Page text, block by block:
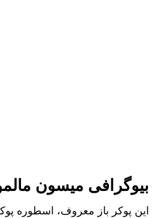
بیوگرافی میسون
این پوکر باز معروف، اسطوره